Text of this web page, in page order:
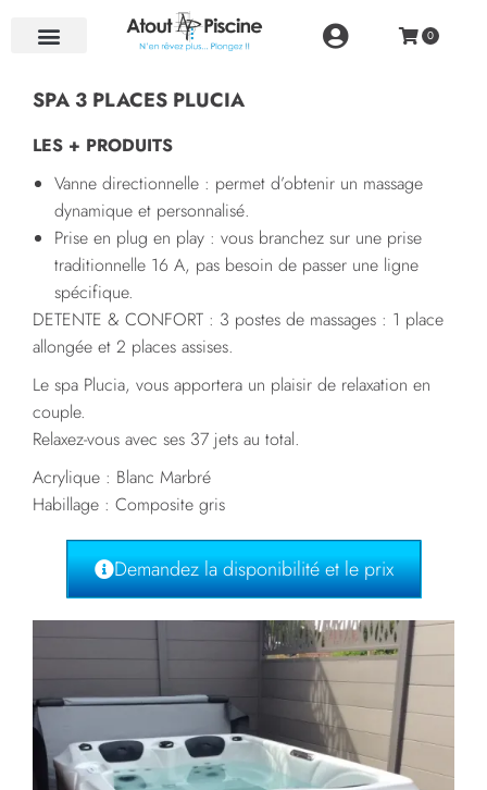
SPA 3 PLACES PLUCIA
LES + PRODUITS
Vanne directionnelle : permet d’obtenir un massage
dynamique et personnalisé.
Prise en plug en play : vous branchez sur une prise
traditionnelle 16 A, pas besoin de passer une ligne
spécifique.
DETENTE & CONFORT : 3 postes de massages : 1 place
allongée et 2 places assises.
Le spa Plucia, vous apportera un plaisir de relaxation en
couple.
Relaxez-vous avec ses 37 jets au total.
Acrylique : Blanc Marbré
Habillage : Composite gris
Demandez la disponibilité et le prix